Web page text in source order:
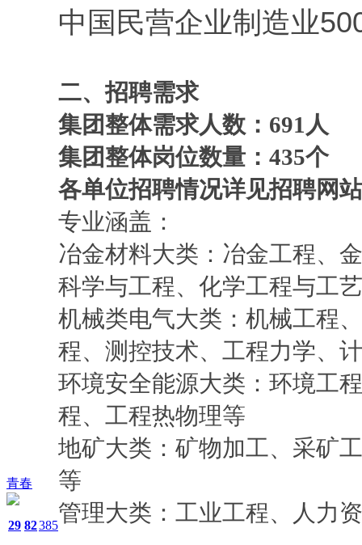
青春
29 82385
中国民营企业制造业
二、招聘需求
集团整体需求人数： 691 人
集团整体岗位数量： 435个
各单位招聘情况详见招聘网
专业涵盖：
冶金材料大类：冶金工程、
科学与工程、化学工程与工
机械类电气大类：机械工程
程、测控技术、工程力学、
环境安全能源大类：环境工
程、工程热物理等
地矿大类：矿物加工、采矿
等
管理大类：工业工程、人力